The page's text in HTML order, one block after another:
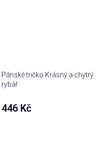
Pánské tričko Krásný a chytrý
rybář
446 Kč